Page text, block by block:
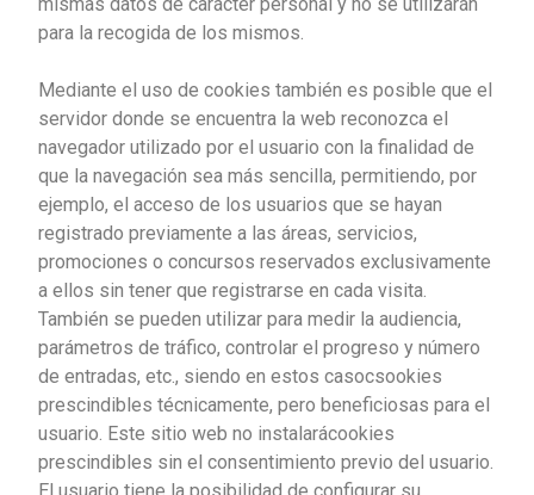
para la recogida de los mismos.
Mediante el uso de cookies también es posible que el
servidor donde se encuentra la web reconozca el
navegador utilizado por el usuario con la finalidad de
que la navegación sea más sencilla, permitiendo, por
ejemplo, el acceso de los usuarios que se hayan
registrado previamente a las áreas, servicios,
promociones o concursos reservados exclusivamente
a ellos sin tener que registrarse en cada visita.
También se pueden utilizar para medir la audiencia,
parámetros de tráfico, controlar el progreso y número
de entradas, etc., siendo en estos casocsookies
prescindibles técnicamente, pero beneficiosas para el
usuario. Este sitio web no instalarácookies
prescindibles sin el consentimiento previo del usuario.